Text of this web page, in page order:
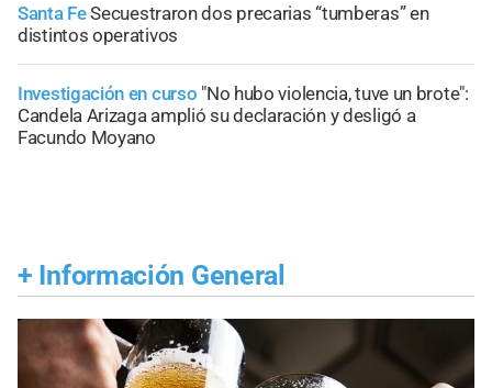
Santa FeSecuestraron dos precarias “tumberas” en
distintos operativos
Investigación en curso "No hubo violencia, tuve un brote":
Candela Arizaga amplió su declaración y desligó a
Facundo Moyano
+ Información General